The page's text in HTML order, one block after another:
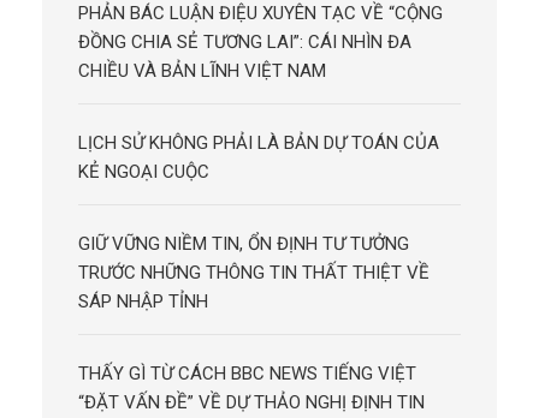
PHẢN BÁC LUẬN ĐIỆU XUYÊN TẠC VỀ “CỘNG
ĐỒNG CHIA SẺ TƯƠNG LAI”: CÁI NHÌN ĐA
CHIỀU VÀ BẢN LĨNH VIỆT NAM
LỊCH SỬ KHÔNG PHẢI LÀ BẢN DỰ TOÁN CỦA
KẺ NGOẠI CUỘC
GIỮ VỮNG NIỀM TIN, ỔN ĐỊNH TƯ TƯỞNG
TRƯỚC NHỮNG THÔNG TIN THẤT THIỆT VỀ
SÁP NHẬP TỈNH
THẤY GÌ TỪ CÁCH BBC NEWS TIẾNG VIỆT
“ĐẶT VẤN ĐỀ” VỀ DỰ THẢO NGHỊ ĐỊNH TIN